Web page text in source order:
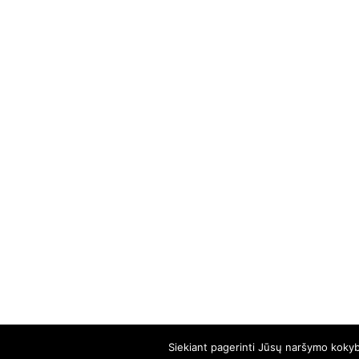
Siekiant pagerinti Jūsų naršymo